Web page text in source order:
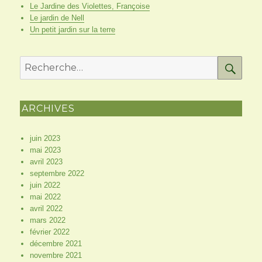
Le Jardine des Violettes, Françoise
Le jardin de Nell
Un petit jardin sur la terre
Recherche
pour
ARCHIVES
juin 2023
mai 2023
avril 2023
septembre 2022
juin 2022
mai 2022
avril 2022
mars 2022
février 2022
décembre 2021
novembre 2021